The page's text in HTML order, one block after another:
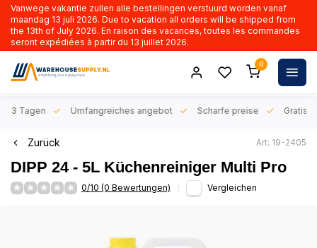
Vanwege vakantie zullen alle bestellingen verstuurd worden vanaf
maandag 13 juli 2026. Due to vacation all orders will be shipped from
the 13th of July 2026. En raison des vacances, toutes les commandes
seront expédiées à partir du 13 juillet 2026.
0
3 Tagen Umfangreiches angebot Scharfe preise Gratis
Zurück Art: 19-2405
DIPP 24 - 5L Küchenreiniger Multi Pro
0/10 (0 Bewertungen) Vergleichen